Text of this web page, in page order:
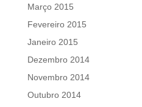
Março 2015
Fevereiro 2015
Janeiro 2015
Dezembro 2014
Novembro 2014
Outubro 2014